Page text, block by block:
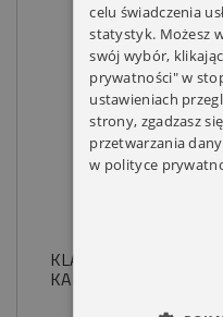
KLAWIATURA
KANAŁOWA
celu świadczenia
statystyk. Możesz
swój wybór,
prywatności" w
ustawieniach
strony, zgadzasz
przetwarzania
w polityce